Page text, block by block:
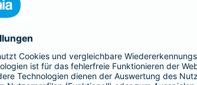
einsA primex
Hochwertiger Schutz mit Schwerpunkt auf
Leistungen in der ambulanten Versorgung.
Hier entscheiden Sie, ob Hausarzt oder